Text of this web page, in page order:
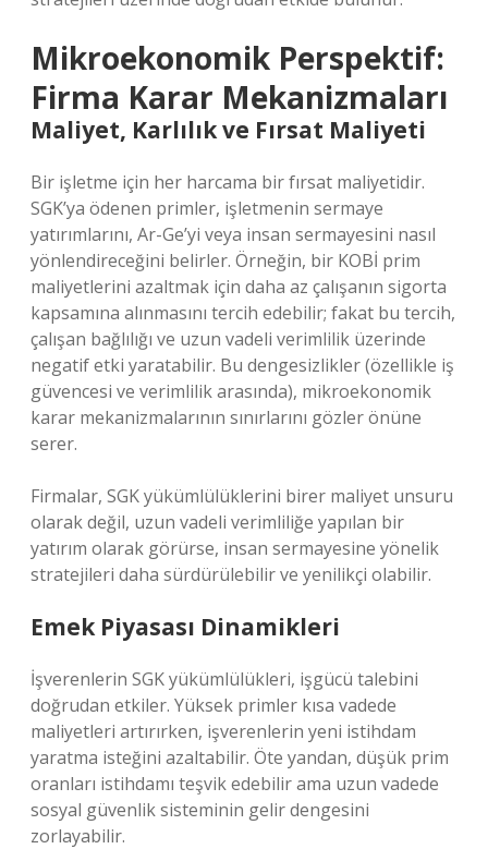
Mikroekonomik Perspektif:
Firma Karar Mekanizmaları
Maliyet, Karlılık ve Fırsat Maliyeti
Bir işletme için her harcama bir fırsat maliyetidir.
SGK’ya ödenen primler, işletmenin sermaye
yatırımlarını, Ar-Ge’yi veya insan sermayesini nasıl
yönlendireceğini belirler. Örneğin, bir KOBİ prim
maliyetlerini azaltmak için daha az çalışanın sigorta
kapsamına alınmasını tercih edebilir; fakat bu tercih,
çalışan bağlılığı ve uzun vadeli verimlilik üzerinde
negatif etki yaratabilir. Bu dengesizlikler (özellikle iş
güvencesi ve verimlilik arasında), mikroekonomik
karar mekanizmalarının sınırlarını gözler önüne
serer.
Firmalar, SGK yükümlülüklerini birer maliyet unsuru
olarak değil, uzun vadeli verimliliğe yapılan bir
yatırım olarak görürse, insan sermayesine yönelik
stratejileri daha sürdürülebilir ve yenilikçi olabilir.
Emek Piyasası Dinamikleri
İşverenlerin SGK yükümlülükleri, işgücü talebini
doğrudan etkiler. Yüksek primler kısa vadede
maliyetleri artırırken, işverenlerin yeni istihdam
yaratma isteğini azaltabilir. Öte yandan, düşük prim
oranları istihdamı teşvik edebilir ama uzun vadede
sosyal güvenlik sisteminin gelir dengesini
zorlayabilir.